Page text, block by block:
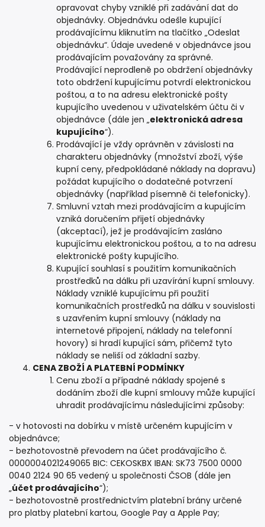
opravovat chyby vzniklé při zadávání dat do
objednávky. Objednávku odešle kupující
prodávajícímu kliknutím na tlačítko „Odeslat
objednávku“. Údaje uvedené v objednávce jsou
prodávajícím považovány za správné.
Prodávající neprodleně po obdržení objednávky
toto obdržení kupujícímu potvrdí elektronickou
poštou, a to na adresu elektronické pošty
kupujícího uvedenou v uživatelském účtu či v
objednávce (dále jen „elektronická adresa
kupujícího“).
Prodávající je vždy oprávněn v závislosti na
charakteru objednávky (množství zboží, výše
kupní ceny, předpokládané náklady na dopravu)
požádat kupujícího o dodatečné potvrzení
objednávky (například písemně či telefonicky).
Smluvní vztah mezi prodávajícím a kupujícím
vzniká doručením přijetí objednávky
(akceptací), jež je prodávajícím zasláno
kupujícímu elektronickou poštou, a to na adresu
elektronické pošty kupujícího.
Kupující souhlasí s použitím komunikačních
prostředků na dálku při uzavírání kupní smlouvy.
Náklady vzniklé kupujícímu při použití
komunikačních prostředků na dálku v souvislosti
s uzavřením kupní smlouvy (náklady na
internetové připojení, náklady na telefonní
hovory) si hradí kupující sám, přičemž tyto
náklady se neliší od základní sazby.
CENA ZBOŽÍ A PLATEBNÍ PODMÍNKY
Cenu zboží a případné náklady spojené s
dodáním zboží dle kupní smlouvy může kupující
uhradit prodávajícímu následujícími způsoby:
- v hotovosti na dobírku v místě určeném kupujícím v
objednávce;
- bezhotovostně převodem na účet prodávajícího č.
0000004021249065 BIC: CEKOSKBX IBAN: SK73 7500 0000
0040 2124 90 65 vedený u společnosti ČSOB (dále jen
„účet prodávajícího“);
- bezhotovostně prostřednictvím platební brány určené
pro platby platební kartou, Google Pay a Apple Pay;